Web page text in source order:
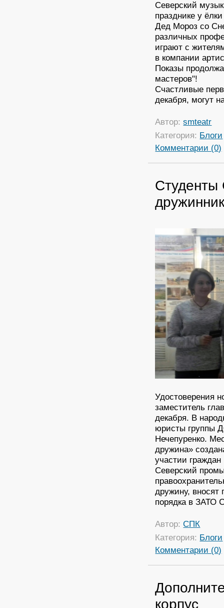
Северский
празднике у
Дед Мороз со
различных
играют с
в компании
Показы
мастеров"!
Счастливые
декабря, могут
Автор:smteatr
Категория: Блоги
Комментарии (0)
Удостоверения
заместитель
декабря. В
юристы группы
Нечепуренко.
дружина»
участии граждан
Северский
дружину, вносят
порядка в ЗАТО
Автор:СПК
Категория: Блоги
Комментарии (0)
корпус